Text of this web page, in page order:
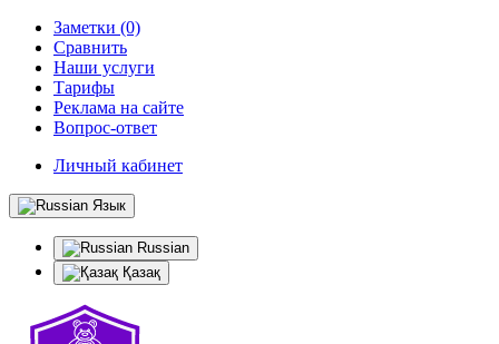
Заметки (0)
Сравнить
Наши услуги
Тарифы
Реклама на сайте
Вопрос-ответ
Личный кабинет
Язык
Russian
Қазақ